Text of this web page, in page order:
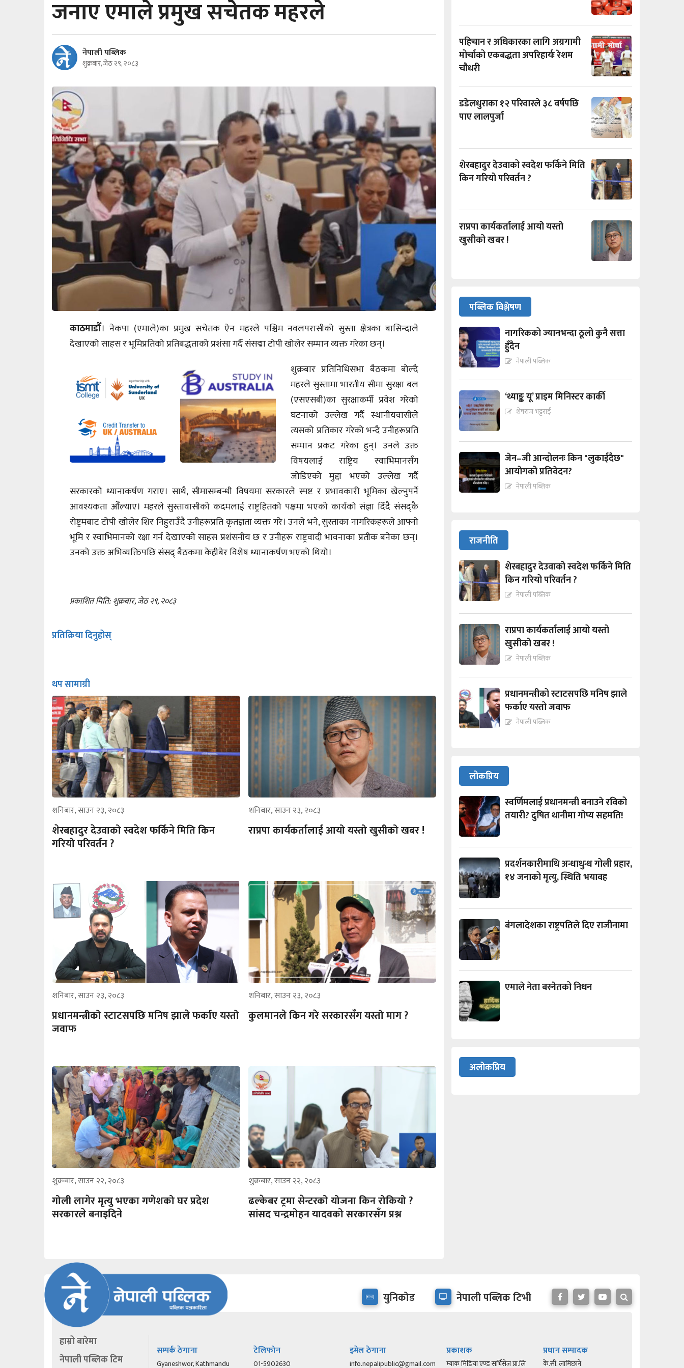
जनाए एमाले प्रमुख सचेतक महरले
नेपाली पब्लिक
शुक्रबार, जेठ २९, २०८३
काठमाडौँ। नेकपा (एमाले)का प्रमुख सचेतक ऐन महरले पश्चिम नवलपरासीको सुस्ता क्षेत्रका बासिन्दाले
देखाएको साहस र भूमिप्रतिको प्रतिबद्धताको प्रशंसा गर्दै संसद्मा टोपी खोलेर सम्मान व्यक्त गरेका छन्।
शुक्रबार प्रतिनिधिसभा बैठकमा बोल्दै
महरले सुस्तामा भारतीय सीमा सुरक्षा बल
(एसएसबी)का सुरक्षाकर्मी प्रवेश गरेको
घटनाको उल्लेख गर्दै स्थानीयवासीले
त्यसको प्रतिकार गरेको भन्दै उनीहरूप्रति
सम्मान प्रकट गरेका हुन्। उनले उक्त
विषयलाई राष्ट्रिय स्वाभिमानसँग
जोडिएको मुद्दा भएको उल्लेख गर्दै
सरकारको ध्यानाकर्षण गराए। साथै, सीमासम्बन्धी विषयमा सरकारले स्पष्ट र प्रभावकारी भूमिका खेल्नुपर्ने
आवश्यकता औँल्याए। महरले सुस्तावासीको कदमलाई राष्ट्रहितको पक्षमा भएको कार्यको संज्ञा दिँदै संसद्कै
रोष्ट्रमबाट टोपी खोलेर शिर निहुराउँदै उनीहरूप्रति कृतज्ञता व्यक्त गरे। उनले भने, सुस्ताका नागरिकहरूले आफ्नो
भूमि र स्वाभिमानको रक्षा गर्न देखाएको साहस प्रशंसनीय छ र उनीहरू राष्ट्रवादी भावनाका प्रतीक बनेका छन्।
उनको उक्त अभिव्यक्तिपछि संसद् बैठकमा केहीबेर विशेष ध्यानाकर्षण भएको थियो।
प्रकाशित मिति: शुक्रबार, जेठ २९, २०८३
प्रतिक्रिया दिनुहोस्
थप सामाग्री
शनिबार, साउन २३, २०८३
शेरबहादुर देउवाको स्वदेश फर्किने मिति किन
गरियो परिवर्तन ?
शनिबार, साउन २३, २०८३
राप्रपा कार्यकर्तालाई आयो यस्तो खुसीको खबर !
शनिबार, साउन २३, २०८३
प्रधानमन्त्रीको स्टाटसपछि मनिष झाले फर्काए यस्तो
जवाफ
शनिबार, साउन २३, २०८३
कुलमानले किन गरे सरकारसँग यस्तो माग ?
शुक्रबार, साउन २२, २०८३
गोली लागेर मृत्यु भएका गणेशको घर प्रदेश
सरकारले बनाइदिने
शुक्रबार, साउन २२, २०८३
ढल्केबर ट्रमा सेन्टरको योजना किन रोकियो ?
सांसद चन्द्रमोहन यादवको सरकारसँग प्रश्न
पहिचान र अधिकारका लागि अग्रगामी
मोर्चाको एकबद्धता अपरिहार्यः रेशम
चौधरी
डडेलधुराका १२ परिवारले ३८ वर्षपछि
पाए लालपुर्जा
शेरबहादुर देउवाको स्वदेश फर्किने मिति
किन गरियो परिवर्तन ?
राप्रपा कार्यकर्तालाई आयो यस्तो
खुसीको खबर !
पब्लिक विश्लेषण
नागरिकको ज्यानभन्दा ठूलो कुनै सत्ता
हुँदैन
नेपाली पब्लिक
‘थ्याङ्क यू’ प्राइम मिनिस्टर कार्की
शेषराज भट्टराई
जेन–जी आन्दोलनः किन "लुकाईदैछ"
आयोगको प्रतिवेदन?
नेपाली पब्लिक
राजनीति
शेरबहादुर देउवाको स्वदेश फर्किने मिति
किन गरियो परिवर्तन ?
नेपाली पब्लिक
राप्रपा कार्यकर्तालाई आयो यस्तो
खुसीको खबर !
नेपाली पब्लिक
प्रधानमन्त्रीको स्टाटसपछि मनिष झाले
फर्काए यस्तो जवाफ
नेपाली पब्लिक
लोकप्रिय
स्वर्णिमलाई प्रधानमन्त्री बनाउने रविको
तयारी? दुषित थानीमा गोप्य सहमति!
प्रदर्शनकारीमाथि अन्धाधुन्ध गोली प्रहार,
१४ जनाको मृत्यु, स्थिति भयावह
बंगलादेशका राष्ट्रपतिले दिए राजीनामा
एमाले नेता बस्नेतको निधन
अलोकप्रिय
युनिकोड नेपाली पब्लिक टिभी
हाम्रो बारेमा
नेपाली पब्लिक टिम
सम्पर्क ठेगाना
Gyaneshwor, Kathmandu
टेलिफोन
01-5902630
इमेल ठेगाना
info.nepalipublic@gmail.com
प्रकाशक
म्याक मिडिया एण्ड सर्भिसेज प्रा.लि
प्रधान सम्पादक
के.सी. लामिछाने